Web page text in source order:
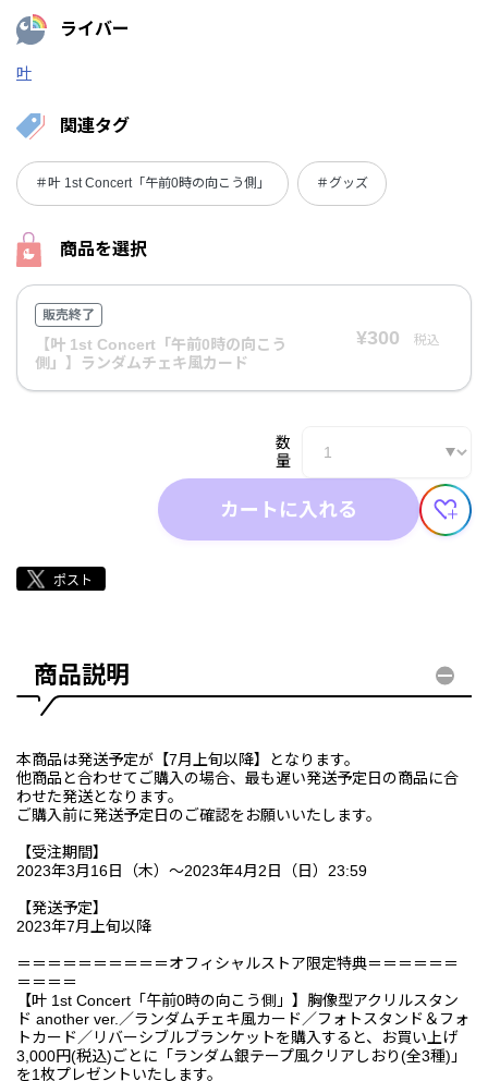
ライバー
叶
関連タグ
＃叶 1st Concert「午前0時の向こう側」 ＃グッズ
商品を選択
販売終了
【叶 1st Concert「午前0時の向こう
側」】ランダムチェキ風カード
¥300 税込
数
量
カートに入れる
商品説明
本商品は発送予定が【7月上旬以降】となります。
他商品と合わせてご購入の場合、最も遅い発送予定日の商品に合
わせた発送となります。
ご購入前に発送予定日のご確認をお願いいたします。
【受注期間】
2023年3月16日（木）～2023年4月2日（日）23:59
【発送予定】
2023年7月上旬以降
＝＝＝＝＝＝＝＝＝＝オフィシャルストア限定特典＝＝＝＝＝＝
＝＝＝＝
【叶 1st Concert「午前0時の向こう側」】胸像型アクリルスタン
ド another ver.／ランダムチェキ風カード／フォトスタンド＆フォ
トカード／リバーシブルブランケットを購入すると、お買い上げ
3,000円(税込)ごとに「ランダム銀テープ風クリアしおり(全3種)」
を1枚プレゼントいたします。